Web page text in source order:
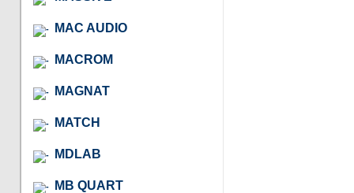
MAC AUDIO
MACROM
MAGNAT
MATCH
MDLAB
MB QUART